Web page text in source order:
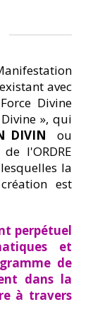
avec
Divine
», qui
DIVIN
ou
l'ORDRE
la
est
perpétuel
et
de
dans la
à travers